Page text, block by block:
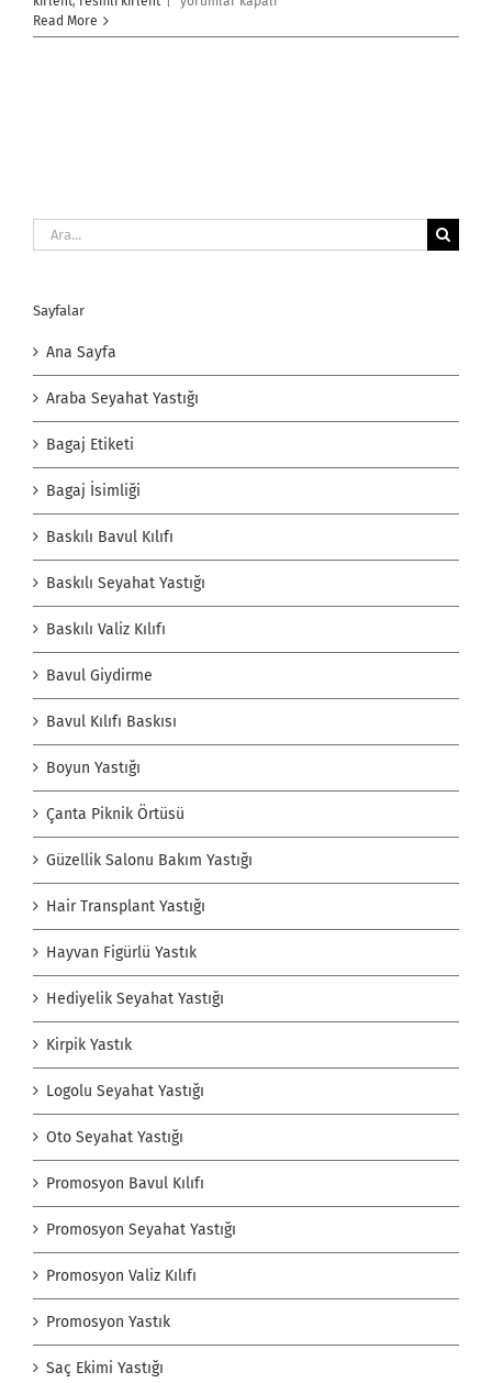
için
Read More
Ara:
Sayfalar
Ana Sayfa
Araba Seyahat Yastığı
Bagaj Etiketi
Bagaj İsimliği
Baskılı Bavul Kılıfı
Baskılı Seyahat Yastığı
Baskılı Valiz Kılıfı
Bavul Giydirme
Bavul Kılıfı Baskısı
Boyun Yastığı
Çanta Piknik Örtüsü
Güzellik Salonu Bakım Yastığı
Hair Transplant Yastığı
Hayvan Figürlü Yastık
Hediyelik Seyahat Yastığı
Kirpik Yastık
Logolu Seyahat Yastığı
Oto Seyahat Yastığı
Promosyon Bavul Kılıfı
Promosyon Seyahat Yastığı
Promosyon Valiz Kılıfı
Promosyon Yastık
Saç Ekimi Yastığı